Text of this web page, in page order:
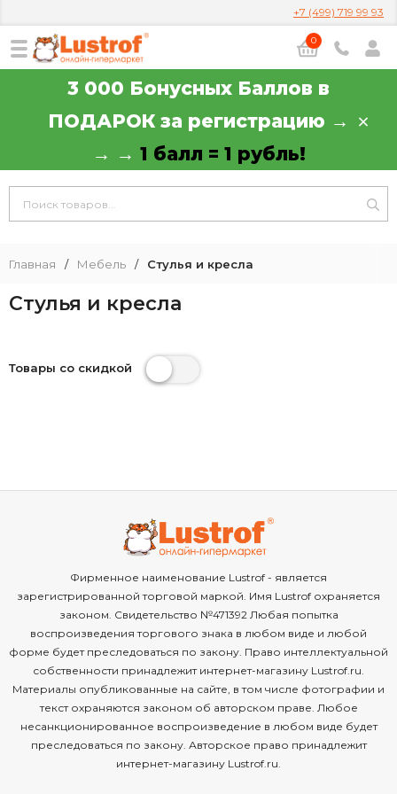
+7 (499) 719 99 93
0
3 000 Бонусных Баллов в
ПОДАРОК за регистрацию →
→ → 1 балл = 1 рубль!
Главная / Мебель / Стулья и кресла
Стулья и кресла
Товары со скидкой
Фирменное наименование Lustrof - является
зарегистрированной торговой маркой. Имя Lustrof охраняется
законом. Свидетельство №471392 Любая попытка
воспроизведения торгового знака в любом виде и любой
форме будет преследоваться по закону. Право интеллектуальной
собственности принадлежит интернет-магазину Lustrof.ru.
Материалы опубликованные на сайте, в том числе фотографии и
текст охраняются законом об авторском праве. Любое
несанкционированное воспроизведение в любом виде будет
преследоваться по закону. Авторское право принадлежит
интернет-магазину Lustrof.ru.